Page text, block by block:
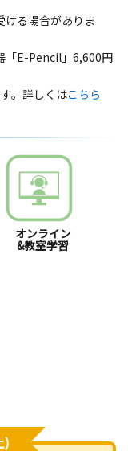
る場合がありま
「E-Pencil」6,600円
。詳しくはこちら
オンライン
&教室学習
)